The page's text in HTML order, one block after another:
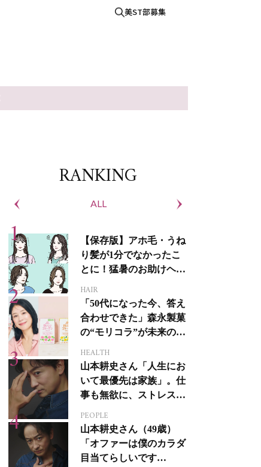
美ST部募集
RANKING
ALL
【保存版】アホ毛・うね
り髪が1分でなかったこ
とに！猛暑のお助けヘア
HAIR
「50代になった今、答え
合わせできた」森永製菓
の“モリコラ”が未来のキ
HEALTH
山本耕史さん「人生にお
いて最優先は家族」。仕
事も無欲に、ストレスを
PEOPLE
山本耕史さん（49歳）
「オファーは僕のカラダ
目当てらしいです